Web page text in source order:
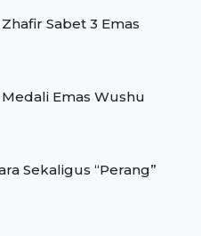
Sabet 3 Emas
Medali Emas Wushu
Sekaligus “Perang”